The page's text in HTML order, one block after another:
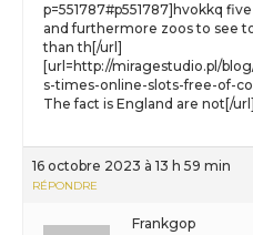
p=551787#p551787]hvokkq
and furthermore zoos to see
than th[/url]
[url=http://miragestudio.pl/
s-times-online-slots-free-of-
The fact is England are not[/url]
16 octobre 2023 à 13 h 59 min
RÉPONDRE
Frankgop